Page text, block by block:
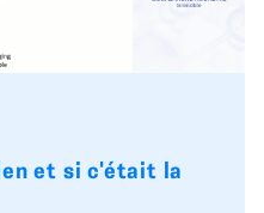
et si c'était la